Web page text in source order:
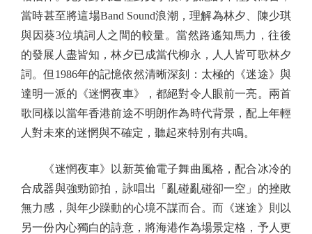
當時甚至將這場Band Sound浪潮，理解為林夕、陳少琪
與因葵3位填詞人之間的較量。當然路遙知馬力，往後
的發展人盡皆知，林夕已成當代柳永，人人皆可歌林夕
詞。但1986年的記憶依然清晰深刻：太極的《迷途》與
達明一派的《迷惘夜車》，都絕對令人眼前一亮。兩首
歌同樣以當年香港前途不明朗作為時代背景，配上年輕
人對未來的迷惘與不確定，聽起來特別有共鳴。
《迷惘夜車》以新英倫電子舞曲風格，配合冰冷的
合成器與強勁節拍，詠唱出「亂碰亂碰卻一空」的挫敗
無力感，與年少躁動的心境不謀而合。而《迷途》則以
另一份內心獨白的詩意，將海港作為場景定格，予人更